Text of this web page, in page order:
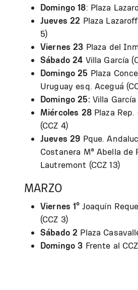
Domingo 18: Plaza
Jueves 22 Plaza
5)
Viernes 23 Plaza del
Sábado 24 Villa García
Domingo 25 Plaza
Uruguay esq. Aceguá
Domingo 25: Villa García
Miércoles 28Plaza Rep.
(CCZ 4)
Jueves 29 Pque.
Costanera Mª Abella de
Lautremont (CCZ 13)
MARZO
Viernes 1º Joaquín
(CCZ 3)
Sábado 2 Plaza
Domingo 3 Frente al